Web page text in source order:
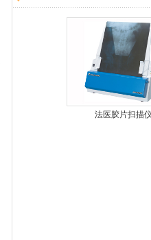
法医胶片扫描